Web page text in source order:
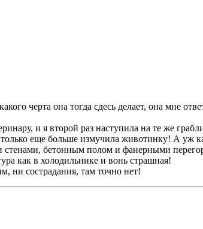
черта она тогда сдесь делает, она мне
и я второй раз наступила на те же
еще больше измучила животинку! А уж
бетонным полом и фанерными
как в холодильнике и вонь страшная!
ни сострадания, там точно нет!